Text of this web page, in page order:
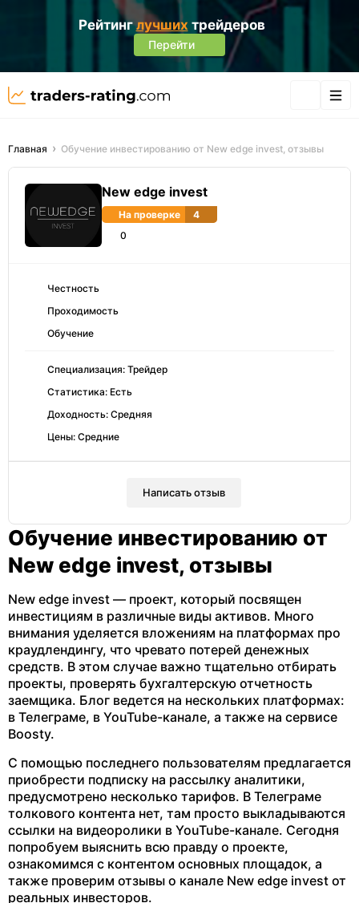
Рейтинглучших трейдеров
Перейти
Главная Обучение инвестированию от New edge invest, отзывы
New edge invest
На проверке
4
0
Честность
Проходимость
Обучение
Специализация: Трейдер
Статистика: Есть
Доходность: Средняя
Цены: Средние
Написать отзыв
Обучение инвестированию от
New edge invest, отзывы
New edge invest — проект, который посвящен
инвестициям в различные виды активов. Много
внимания уделяется вложениям на платформах про
краудлендингу, что чревато потерей денежных
средств. В этом случае важно тщательно отбирать
проекты, проверять бухгалтерскую отчетность
заемщика. Блог ведется на нескольких платформах:
в Телеграме, в YouTube-канале, а также на сервисе
Boosty.
С помощью последнего пользователям предлагается
приобрести подписку на рассылку аналитики,
предусмотрено несколько тарифов. В Телеграме
толкового контента нет, там просто выкладываются
ссылки на видеоролики в YouTube-канале. Сегодня
попробуем выяснить всю правду о проекте,
ознакомимся с контентом основных площадок, а
также проверим отзывы о канале New edge invest от
реальных инвесторов.